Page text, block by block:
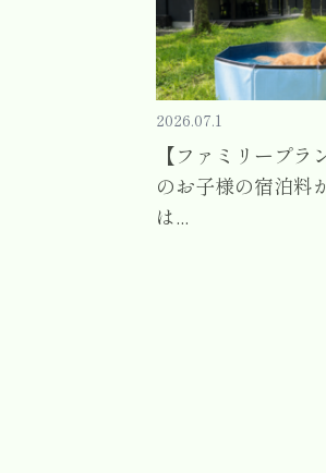
2026.07.1
【ファミリープラ
のお子様の宿泊料
は...